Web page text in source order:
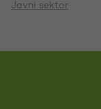
Javni sektor